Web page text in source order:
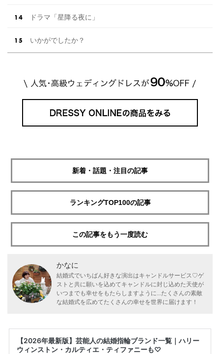
ドラマ「星降る夜に」
いかがでしたか？
新着・話題・注目の記事
ランキングTOP100の記事
この記事をもう一度読む
かなに
結婚式でいちばん好きな演出はキャンドルサービス♡ゲ
ストと共に願いを込めてキャンドルに封じ込めた天使が
いつまでも幸せをもたらしますように...たくさんの素敵
な結婚式を広めてたくさんの幸せを世界に届けます！
【2026年最新版】芸能人の結婚指輪ブランド一覧｜ハリー
ウィンストン・カルティエ・ティファニーも♡